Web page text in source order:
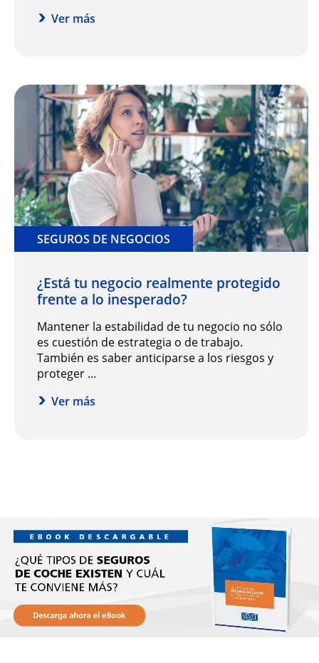
Ver más
SEGUROS DE NEGOCIOS
¿Está tu negocio realmente protegido
frente a lo inesperado?
Mantener la estabilidad de tu negocio no sólo
es cuestión de estrategia o de trabajo.
También es saber anticiparse a los riesgos y
proteger ...
Ver más